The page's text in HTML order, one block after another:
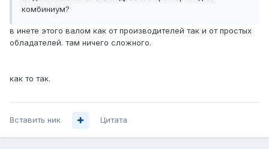
комбиниум?
в инете этого валом как от производителей так и от простых
обладателей. там ничего сложного.
как то так.
Вставить ник Цитата